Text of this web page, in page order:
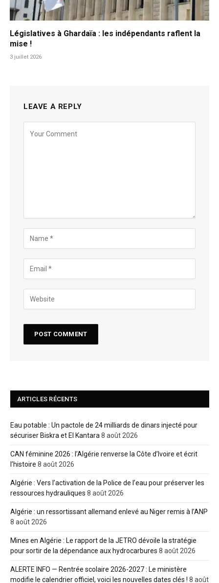
Législatives à Ghardaïa : les indépendants raflent la
mise !
3 juillet 2026
LEAVE A REPLY
ARTICLES RÉCENTS
Eau potable : Un pactole de 24 milliards de dinars injecté pour
sécuriser Biskra et El Kantara 8 août 2026
CAN féminine 2026 : l’Algérie renverse la Côte d’Ivoire et écrit
l’histoire 8 août 2026
Algérie : Vers l’activation de la Police de l’eau pour préserver les
ressources hydrauliques 8 août 2026
Algérie : un ressortissant allemand enlevé au Niger remis à l’ANP
8 août 2026
Mines en Algérie : Le rapport de la JETRO dévoile la stratégie
pour sortir de la dépendance aux hydrocarbures 8 août 2026
ALERTE INFO — Rentrée scolaire 2026-2027 : Le ministère
modifie le calendrier officiel, voici les nouvelles dates clés ! 8 août